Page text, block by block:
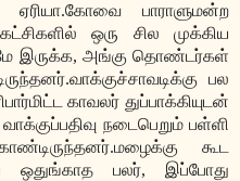
பாராளுமன்ற
ஒரு சில முக்கிய
இருக்க, அங்கு தொண்டர்கள்
பல
காவலர் துப்பாக்கியுடன்
நடைபெறும் பள்ளி
கூட
ஒதுங்காத பலர், இப்போது